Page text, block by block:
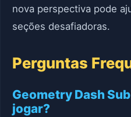
nova perspectiva pode
seções desafiadoras.
Perguntas
Geometry Dash
jogar?